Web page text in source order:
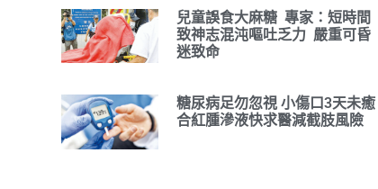
兒童誤食大麻糖 專家：短時間
致神志混沌嘔吐乏力 嚴重可昏
迷致命
糖尿病足勿忽視 小傷口3天未癒
合紅腫滲液快求醫減截肢風險